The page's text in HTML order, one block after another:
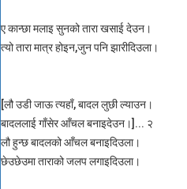
ए कान्छा मलाइ सुनको तारा खसाई देउन।
त्यो तारा मात्र होइन,जुन पनि झारीदिउला।
[लौ उडी जाऊ त्यहाँ, बादल लुछी ल्याउन।
बादललाई गाँसेर आँचल बनाइदेउन।]... २
लौ हुन्छ बादलको आँचल बनाइदिउला।
छेउछेउमा ताराको जलप लगाइदिउला।